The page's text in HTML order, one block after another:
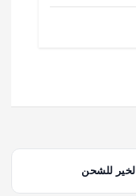
الخير للشحن